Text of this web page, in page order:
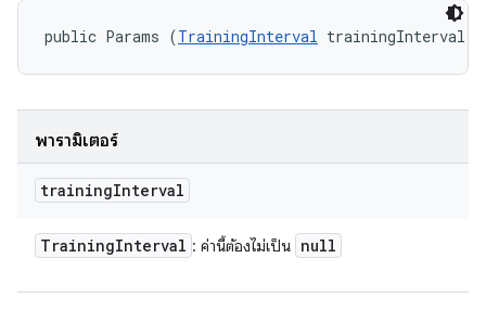
public Params (TrainingInterval trainingInterval)
พารามิเตอร์
trainingInterval
TrainingInterval : ค่านี้ต้องไม่เป็น null